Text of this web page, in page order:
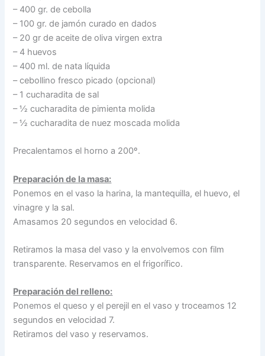
– 400 gr. de cebolla
– 100 gr. de jamón curado en dados
– 20 gr de aceite de oliva virgen extra
– 4 huevos
– 400 ml. de nata líquida
– cebollino fresco picado (opcional)
– 1 cucharadita de sal
– ½ cucharadita de pimienta molida
– ½ cucharadita de nuez moscada molida
Precalentamos el horno a 200º.
Preparación de la masa:
Ponemos en el vaso la harina, la mantequilla, el huevo, el
vinagre y la sal.
Amasamos 20 segundos en velocidad 6.
Retiramos la masa del vaso y la envolvemos con film
transparente. Reservamos en el frigorífico.
Preparación del relleno:
Ponemos el queso y el perejil en el vaso y troceamos 12
segundos en velocidad 7.
Retiramos del vaso y reservamos.